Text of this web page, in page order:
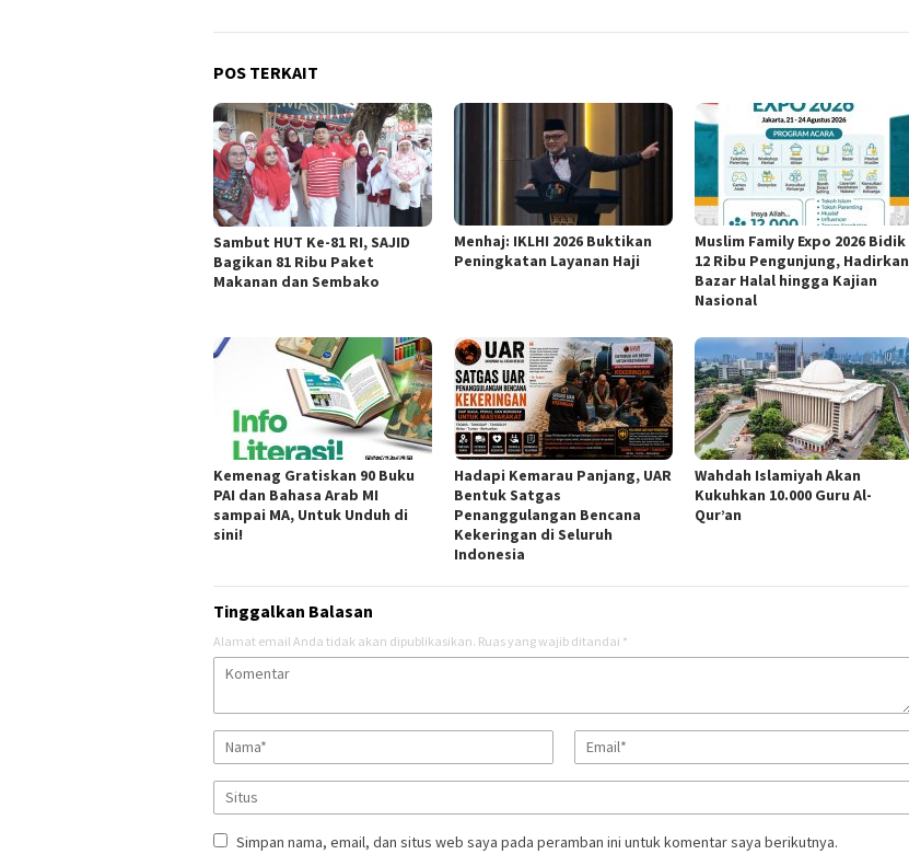
POS TERKAIT
Sambut HUT Ke-81 RI, SAJID
Bagikan 81 Ribu Paket
Makanan dan Sembako
Menhaj: IKLHI 2026 Buktikan
Peningkatan Layanan Haji
Muslim Family Expo 2026 Bidik
12 Ribu Pengunjung, Hadirkan
Bazar Halal hingga Kajian
Nasional
Kemenag Gratiskan 90 Buku
PAI dan Bahasa Arab MI
sampai MA, Untuk Unduh di
sini!
Hadapi Kemarau Panjang, UAR
Bentuk Satgas
Penanggulangan Bencana
Kekeringan di Seluruh
Indonesia
Wahdah Islamiyah Akan
Kukuhkan 10.000 Guru Al-
Qur’an
Tinggalkan Balasan
Alamat email Anda tidak akan dipublikasikan. Ruas yang wajib ditandai *
Simpan nama, email, dan situs web saya pada peramban ini untuk komentar saya berikutnya.